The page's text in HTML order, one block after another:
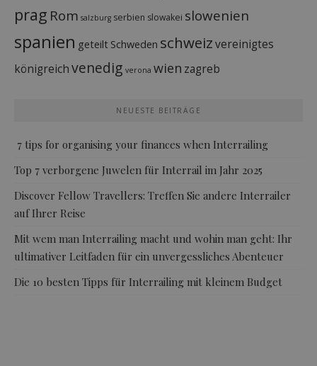
prag Rom salzburg serbien slowakei slowenien
spanien geteilt Schweden schweizvereinigtes
königreichvenedig verona wien zagreb
NEUESTE BEITRÄGE
7 tips for organising your finances when Interrailing
Top 7 verborgene Juwelen für Interrail im Jahr 2025
Discover Fellow Travellers: Treffen Sie andere Interrailer
auf Ihrer Reise
Mit wem man Interrailing macht und wohin man geht: Ihr
ultimativer Leitfaden für ein unvergessliches Abenteuer
Die 10 besten Tipps für Interrailing mit kleinem Budget